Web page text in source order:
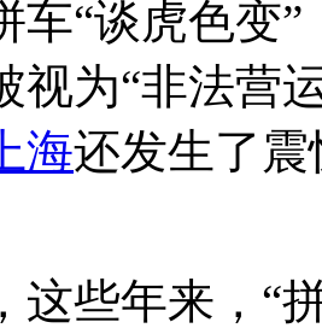
车“谈虎色变
视为“非法营
上海还发生了震
些年来，“拼